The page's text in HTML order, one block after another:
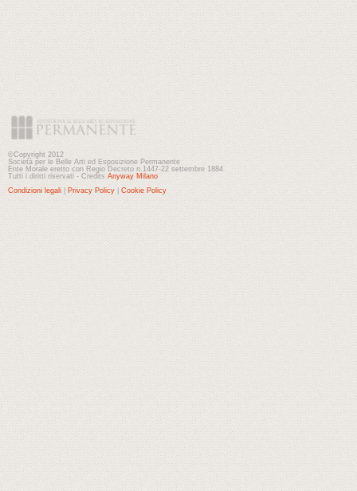
©Copyright 2012
Società per le Belle Arti ed Esposizione Permanente
Ente Morale eretto con Regio Decreto n.1447-22 settembre 1884
Tutti i diritti riservati - Credits Anyway Milano
Condizioni legali
Privacy Policy Cookie Policy